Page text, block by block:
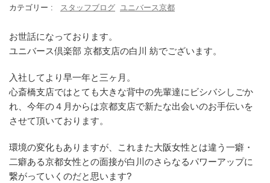
カテゴリー :
スタッフブログ ユニバース京都
お世話になっております。
ユニバース倶楽部 京都支店の白川 紡でございます。
入社してより早一年と三ヶ月。
心斎橋支店ではとても大きな背中の先輩達にビシバシしごか
れ、今年の４月からは京都支店で新たな出会いのお手伝いを
させて頂いております。
環境の変化もありますが、これまた大阪女性とは違う一癖・
二癖ある京都女性との面接が白川のさらなるパワーアップに
繋がっていくのだと思います?